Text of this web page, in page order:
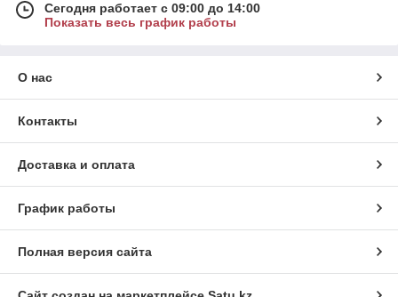
Сегодня работает с 09:00 до 14:00
Показать весь график работы
О нас
Контакты
Доставка и оплата
График работы
Полная версия сайта